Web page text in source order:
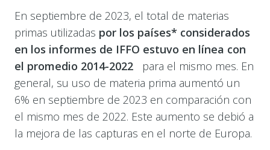
En septiembre de 2023, el total de materias
primas utilizadas por los países* considerados
en los informes de IFFO estuvo en línea con
el promedio 2014-2022
para el mismo mes. En
general, su uso de materia prima aumentó un
6% en septiembre de 2023 en comparación con
el mismo mes de 2022. Este aumento se debió a
la mejora de las capturas en el norte de Europa.